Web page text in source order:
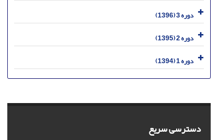
دوره 3 (1396)
دوره 2 (1395)
دوره 1 (1394)
دسترسی سریع